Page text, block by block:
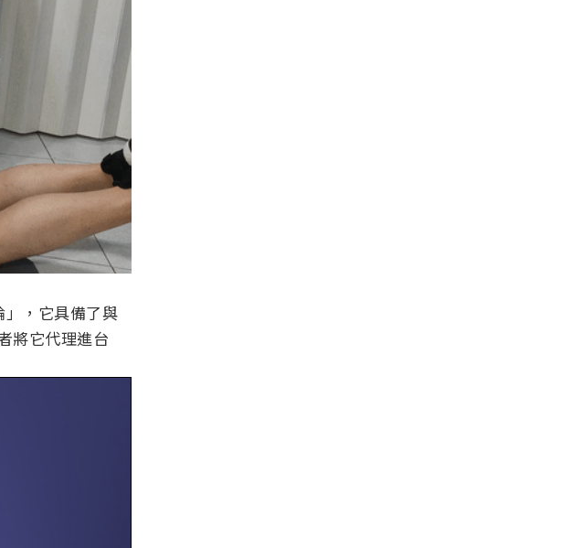
，它具備了與
將它代理進台